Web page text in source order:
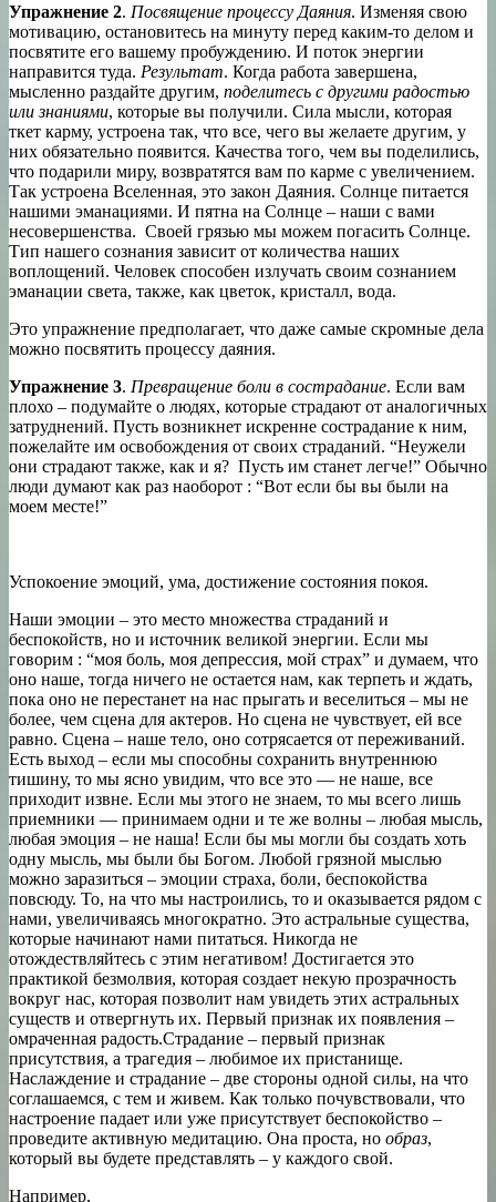
Упражнение 2. Посвящение процессу Даяния. Изменяя свою
мотивацию, остановитесь на минуту перед каким-то делом и
посвятите его вашему пробуждению. И поток энергии
направится туда. Результат. Когда работа завершена,
мысленно раздайте другим, поделитесь с другими радостью
или знаниями, которые вы получили. Сила мысли, которая
ткет карму, устроена так, что все, чего вы желаете другим, у
них обязательно появится. Качества того, чем вы поделились,
что подарили миру, возвратятся вам по карме с увеличением.
Так устроена Вселенная, это закон Даяния. Солнце питается
нашими эманациями. И пятна на Солнце – наши с вами
несовершенства. Своей грязью мы можем погасить Солнце.
Тип нашего сознания зависит от количества наших
воплощений. Человек способен излучать своим сознанием
эманации света, также, как цветок, кристалл, вода.
Это упражнение предполагает, что даже самые скромные дела
можно посвятить процессу даяния.
Упражнение 3. Превращение боли в сострадание. Если вам
плохо – подумайте о людях, которые страдают от аналогичных
затруднений. Пусть возникнет искренне сострадание к ним,
пожелайте им освобождения от своих страданий. “Неужели
они страдают также, как и я? Пусть им станет легче!” Обычно
люди думают как раз наоборот : “Вот если бы вы были на
моем месте!”
Успокоение эмоций, ума, достижение состояния покоя.
Наши эмоции – это место множества страданий и
беспокойств, но и источник великой энергии. Если мы
говорим : “моя боль, моя депрессия, мой страх” и думаем, что
оно наше, тогда ничего не остается нам, как терпеть и ждать,
пока оно не перестанет на нас прыгать и веселиться – мы не
более, чем сцена для актеров. Но сцена не чувствует, ей все
равно. Сцена – наше тело, оно сотрясается от переживаний.
Есть выход – если мы способны сохранить внутреннюю
тишину, то мы ясно увидим, что все это — не наше, все
приходит извне. Если мы этого не знаем, то мы всего лишь
приемники — принимаем одни и те же волны – любая мысль,
любая эмоция – не наша! Если бы мы могли бы создать хоть
одну мысль, мы были бы Богом. Любой грязной мыслью
можно заразиться – эмоции страха, боли, беспокойства
повсюду. То, на что мы настроились, то и оказывается рядом с
нами, увеличиваясь многократно. Это астральные существа,
которые начинают нами питаться. Никогда не
отождествляйтесь с этим негативом! Достигается это
практикой безмолвия, которая создает некую прозрачность
вокруг нас, которая позволит нам увидеть этих астральных
существ и отвергнуть их. Первый признак их появления –
омраченная радость.Страдание – первый признак
присутствия, а трагедия – любимое их пристанище.
Наслаждение и страдание – две стороны одной силы, на что
соглашаемся, с тем и живем. Как только почувствовали, что
настроение падает или уже присутствует беспокойство –
проведите активную медитацию. Она проста, но образ,
который вы будете представлять – у каждого свой.
Например,